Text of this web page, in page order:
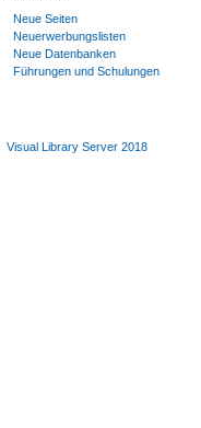
Neue Seiten
Neuerwerbungslisten
Neue Datenbanken
Führungen und Schulungen
Visual Library Server 2018